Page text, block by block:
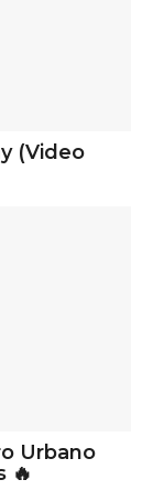
(Video
Urbano
🔥